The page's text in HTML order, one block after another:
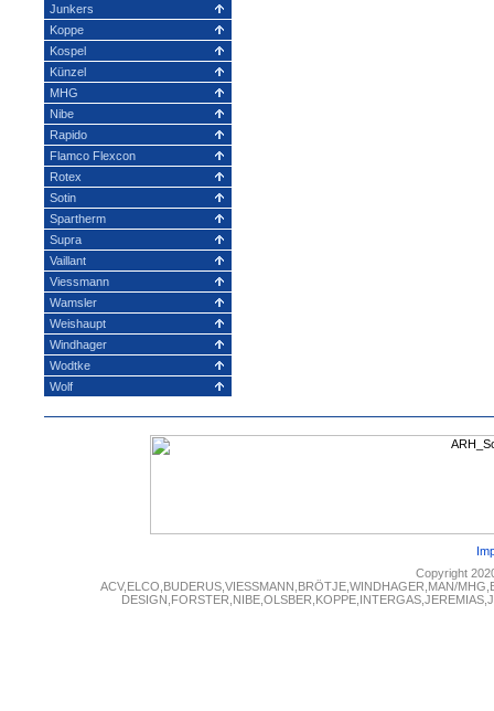
Junkers
Koppe
Kospel
Künzel
MHG
Nibe
Rapido
Flamco Flexcon
Rotex
Sotin
Spartherm
Supra
Vaillant
Viessmann
Wamsler
Weishaupt
Windhager
Wodtke
Wolf
Copyright
ACV,ELCO,BUDERUS,VIESSMANN,BRÖTJE,WINDHAGER,MAN/